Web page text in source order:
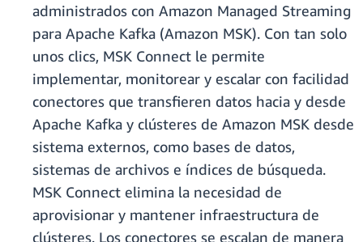
administrados con Amazon Managed Streaming
para Apache Kafka (Amazon MSK). Con tan solo
unos clics, MSK Connect le permite
implementar, monitorear y escalar con facilidad
conectores que transfieren datos hacia y desde
Apache Kafka y clústeres de Amazon MSK desde
sistema externos, como bases de datos,
sistemas de archivos e índices de búsqueda.
MSK Connect elimina la necesidad de
aprovisionar y mantener infraestructura de
clústeres. Los conectores se escalan de manera